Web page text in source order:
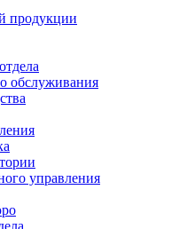
продукции
обслуживания
управления